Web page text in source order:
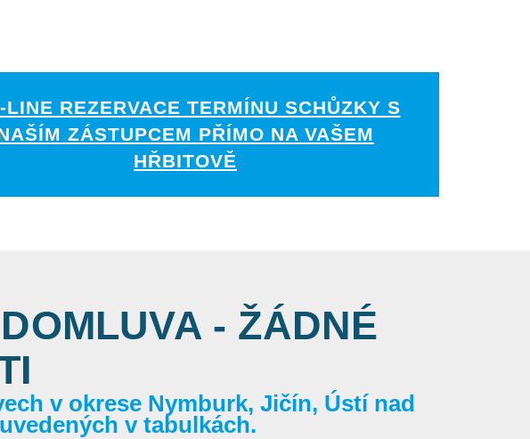
LINE REZERVACE TERMÍNU SCHŮZKY S
ZÁSTUPCEM PŘÍMO NA VAŠEM
HŘBITOVĚ
- ŽÁDNÉ
v okrese Nymburk, Jičín, Ústí nad
v tabulkách.